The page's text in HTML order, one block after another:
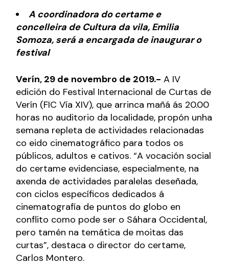
A coordinadora do certame e
concelleira de Cultura da vila, Emilia
Somoza, será a encargada de inaugurar o
festival
Verín, 29 de novembro de 2019.- A IV
edición do Festival Internacional de Curtas de
Verín (FIC Vía XIV), que arrinca mañá ás 20.00
horas no auditorio da localidade, propón unha
semana repleta de actividades relacionadas
co eido cinematográfico para todos os
públicos, adultos e cativos. “A vocación social
do certame evidenciase, especialmente, na
axenda de actividades paralelas deseñada,
con ciclos específicos dedicados á
cinematografía de puntos do globo en
conflito como pode ser o Sáhara Occidental,
pero tamén na temática de moitas das
curtas”, destaca o director do certame,
Carlos Montero.